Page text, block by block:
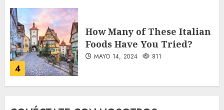
4
5
Need to Know About the
Classic Cars in a Retro